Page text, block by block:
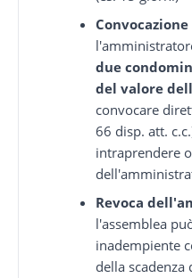
due
del valore
convocare
66 disp. att.
intraprendere
Revoca
l'assemblea
inadempiente
della